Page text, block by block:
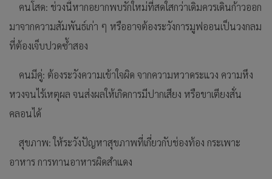
คนโสด: ช่วงนี้หากอยากพบรักใหม่ที่สดใสกว่าเดิมควรเดินก้าวออก
มาจากความสัมพันธ์เก่า ๆ หรืออาจต้องระวังการมูฟออนเป็นวงกลม
ที่ต้องเจ็บปวดซ้ำสอง
คนมีคู่: ต้องระวังความเข้าใจผิด จากความหวาดระแวง ความหึง
หวงจนไร้เหตุผล จนส่งผลให้เกิดการมีปากเสียง หรือขาเตียงสั่น
คลอนได้
สุขภาพ: ให้ระวังปัญหาสุขภาพที่เกี่ยวกับช่องท้อง กระเพาะ
อาหาร การทานอาหารผิดสำแดง